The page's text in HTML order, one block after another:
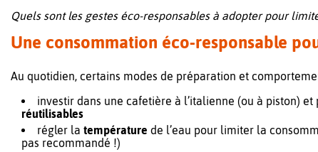
Quels sont les gestes éco-responsables à adopter pour
Une consommation éco-responsable
Au quotidien, certains modes de préparation et
investir dans une cafetière à l’italienne (ou à piston)
réutilisables
régler la température de l’eau pour limiter la
pas recommandé !)